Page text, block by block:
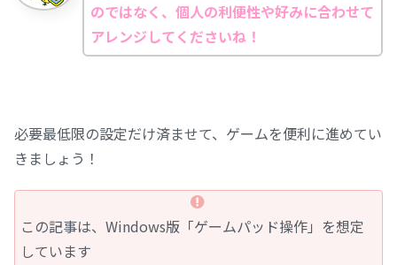
のではなく、個人の利便性や好みに合わせて
アレンジしてくださいね！
必要最低限の設定だけ済ませて、ゲームを便利に進めてい
きましょう！
この記事は、Windows版「ゲームパッド操作」を想定
しています